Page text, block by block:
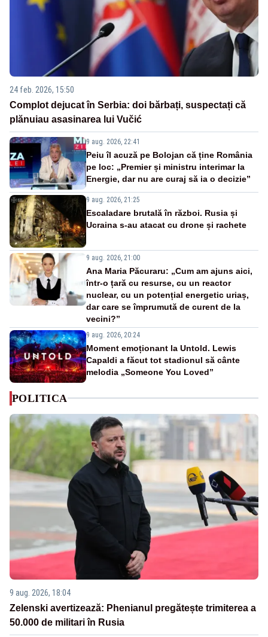
24 feb. 2026, 15:50
Complot dejucat în Serbia: doi bărbați, suspectați că
plănuiau asasinarea lui Vučić
9 aug. 2026, 22:41
Peiu îl acuză pe Bolojan că ține România
pe loc: „Premier și ministru interimar la
Energie, dar nu are curaj să ia o decizie”
9 aug. 2026, 21:25
Escaladare brutală în război. Rusia și
Ucraina s-au atacat cu drone și rachete
9 aug. 2026, 21:00
Ana Maria Păcuraru: „Cum am ajuns aici,
într-o țară cu resurse, cu un reactor
nuclear, cu un potențial energetic uriaș,
dar care se împrumută de curent de la
vecini?”
9 aug. 2026, 20:24
Moment emoționant la Untold. Lewis
Capaldi a făcut tot stadionul să cânte
melodia „Someone You Loved”
POLITICA
9 aug. 2026, 18:04
Zelenski avertizează: Phenianul pregătește trimiterea a
50.000 de militari în Rusia